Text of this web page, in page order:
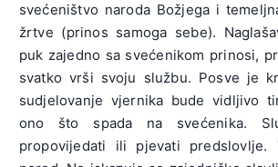
svećeništvo naroda Božjega i
žrtve (prinos samoga sebe).
puk zajedno sa svećenikom prinosi,
svatko vrši svoju službu. Posve je
sudjelovanje vjernika bude vidljivo
ono što spada na svećenika.
propovijedati ili pjevati